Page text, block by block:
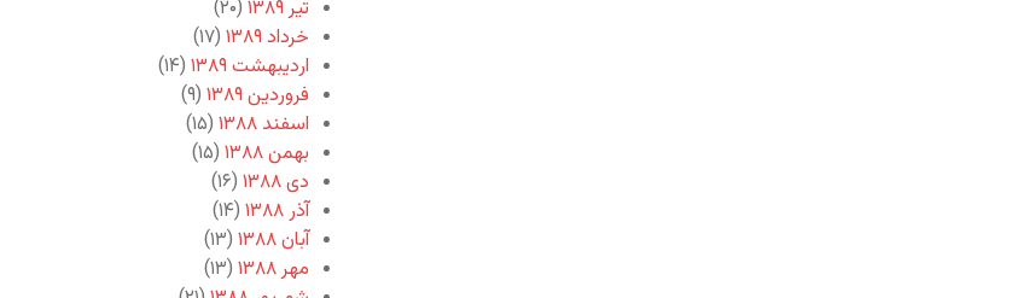
تیر ۱۳۸۹
(۲۰)
خرداد ۱۳۸۹
(۱۷)
اردیبهشت ۱۳۸۹
(۱۴)
فروردین ۱۳۸۹
(۹)
اسفند ۱۳۸۸
(۱۵)
بهمن ۱۳۸۸
(۱۵)
دی ۱۳۸۸
(۱۶)
آذر ۱۳۸۸
(۱۴)
آبان ۱۳۸۸
(۱۳)
مهر ۱۳۸۸
(۱۳)